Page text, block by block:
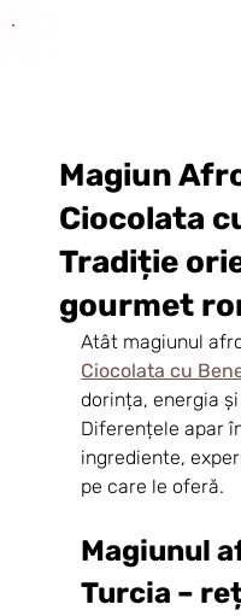
Magiun
Ciocolata
Tradiție
gourmet
Atât magiunul
Ciocolata cu
dorința, energia
Diferențele apar
ingrediente,
pe care le oferă.
Magiunul
Turcia –